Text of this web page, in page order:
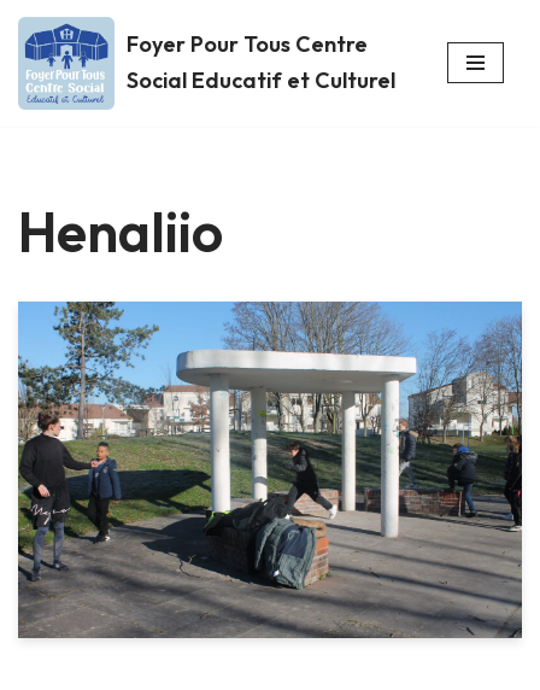
Aller
au
Foyer Pour Tous Centre
Social Educatif et Culturel
Henaliio